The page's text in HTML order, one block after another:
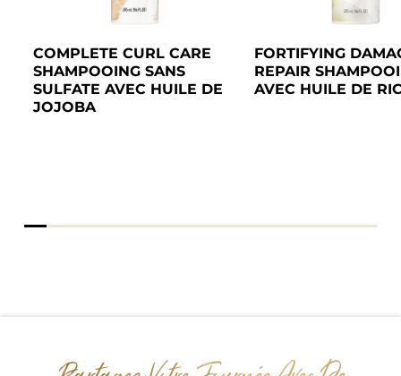
COMPLETE CURL CARE
SHAMPOOING SANS
SULFATE AVEC HUILE DE
JOJOBA
FORTIFYING
REPAIR
AVEC HUILE DE